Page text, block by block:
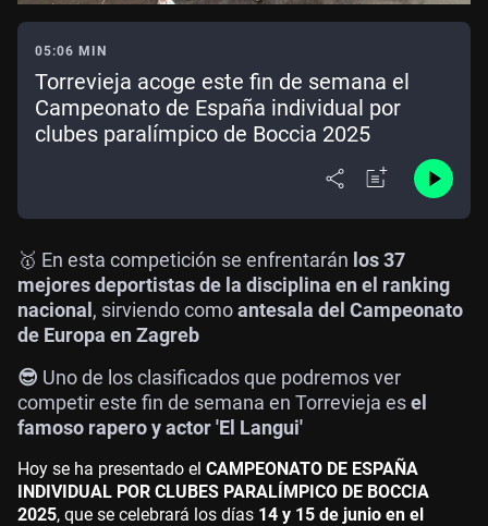
05:06 MIN
Torrevieja acoge este fin de semana el
Campeonato de España individual por
clubes paralímpico de Boccia 2025
🥇 En esta competición se enfrentarán los 37
mejores deportistas de la disciplina en el ranking
nacional , sirviendo comoantesala del Campeonato
de Europa en Zagreb
😎 Uno de los clasificados que podremos ver
competir este fin de semana en Torrevieja esel
famoso rapero y actor 'El Langui'
Hoy se ha presentado el CAMPEONATO DE ESPAÑA
INDIVIDUAL POR CLUBES PARALÍMPICO DE BOCCIA
2025, que se celebrará los días 14 y 15 de junio en el